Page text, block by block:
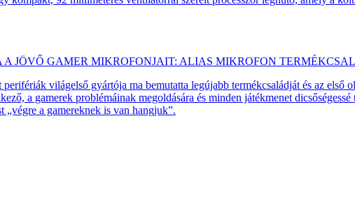
A JÖVŐ GAMER MIKROFONJAIT: ALIAS MIKROFON
perifériák világelső gyártója ma bemutatta legújabb termékcsaládját és az
a gamerek problémáinak megoldására és minden játékmenet
„végre a gamereknek is van hangjuk”.